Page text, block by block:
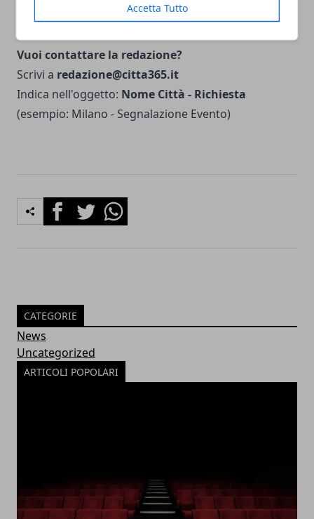
Accetta Tutto
community nelle nostre iniziative.
Vuoi contattare la redazione?
Scrivi a redazione@citta365.it
Indica nell'oggetto: Nome Città - Richiesta
(esempio: Milano - Segnalazione Evento)
FacebookTwitterWhatsapp
CATEGORIE
News
Uncategorized
ARTICOLI POPOLARI